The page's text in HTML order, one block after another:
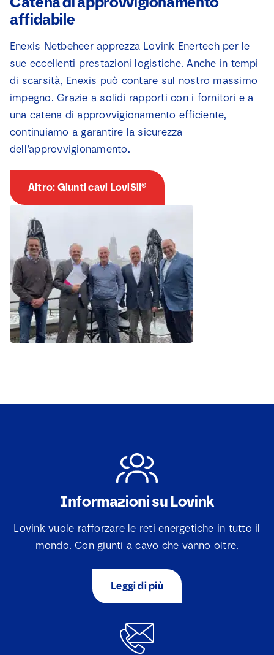
affidabile
Enexis Netbeheer apprezza Lovink Enertech per le
sue eccellenti prestazioni logistiche. Anche in tempi
di scarsità, Enexis può contare sul nostro massimo
impegno. Grazie a solidi rapporti con i fornitori e a
una catena di approvvigionamento efficiente,
continuiamo a garantire la sicurezza
dell’approvvigionamento.
Altro: Giunti cavi LoviSil®
Informazioni su Lovink
Lovink vuole rafforzare le reti energetiche in tutto il
mondo. Con giunti a cavo che vanno oltre.
Leggi di più